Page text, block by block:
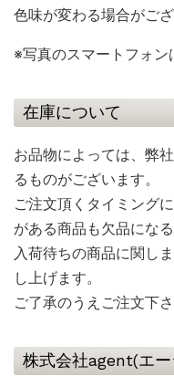
色味が変わる場合がござ
※写真のスマートフォン
在庫について
お品物によっては、弊
るものがございます。
ご注文頂くタイミング
がある商品も欠品にな
入荷待ちの商品に関し
し上げます。
ご了承のうえご注文下
株式会社agent(エ